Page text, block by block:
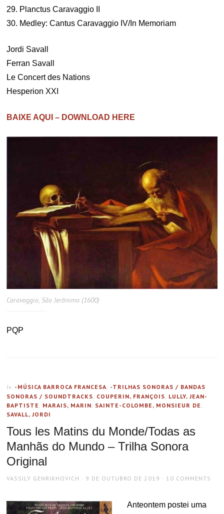
29. Planctus Caravaggio II
30. Medley: Cantus Caravaggio IV/In Memoriam
Jordi Savall
Ferran Savall
Le Concert des Nations
Hesperion XXI
BAIXE AQUI – DOWNLOAD HERE
Caravaggio, São Jerônimo (1600)
PQP
In -MÚSICA BARROCA FRANCESA, -TRILHAS SONORAS / BANDAS
SONORAS / SOUNDTRACKS, COUPERIN, FRANÇOIS, LULLY, JEAN-
BAPTISTE , MARAIS, MARIN, SAINTE-COLOMBE, MONSIEUR DE ,
SAVALL, JORDI
Tous les Matins du Monde/Todas as
Manhãs do Mundo – Trilha Sonora
Original
AUTHOR
VASSILY GENRIKHOVICH
POSTED
9 DE OUTUBRO DE 2019 10 COMMENTS
Anteontem postei uma